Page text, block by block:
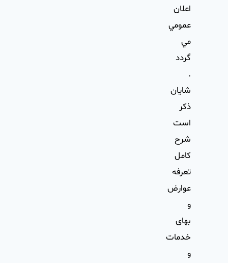
اعلان
عمومي
مي
گردد
.
شايان
ذكر
است
شرح
كامل
تعرفه
عوارض
و
بهای
خدمات
و